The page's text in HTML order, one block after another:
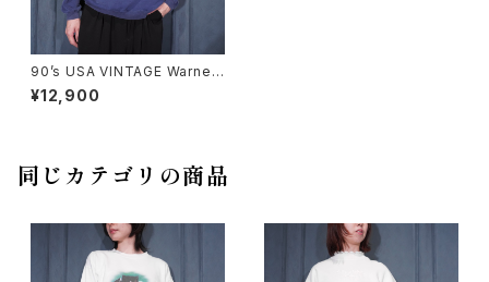
90’s USA VINTAGE Warner
Bros. Studio Store Looney
Tunes CHARACTER EMBR
¥12,900
同じカテゴリの商品